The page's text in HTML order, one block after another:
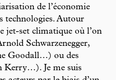
de l’économie
technologies. Autour
jet-set climatique où l’on
Schwarzenegger,
Goodall…) ou des
Kerry…). Je me suis